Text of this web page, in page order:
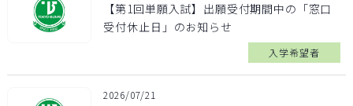
【第1回単願入試】出願受付期間中の「窓口
受付休止日」のお知らせ
入学希望者
2026/07/21